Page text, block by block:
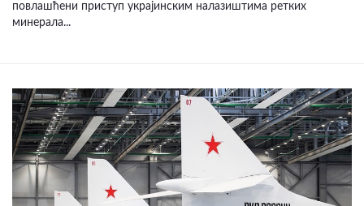
повлашћени приступ украјинским налазиштима ретких
минерала...